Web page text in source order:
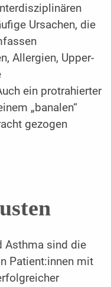
Ursachen, die
Allergien, Upper-
ein protrahierter
„banalen“
gezogen
Asthma sind die
Patient:innen mit